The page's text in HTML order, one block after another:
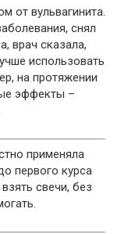
от вульвагинита.
снял
врач сказала,
использовать
на протяжении
эффекты –
применяла
первого курса
свечи, без